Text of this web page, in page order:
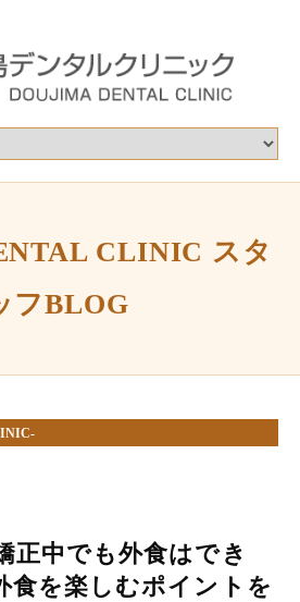
CLINIC スタ
フBLOG
正中でも外食はでき
食を楽しむポイントを